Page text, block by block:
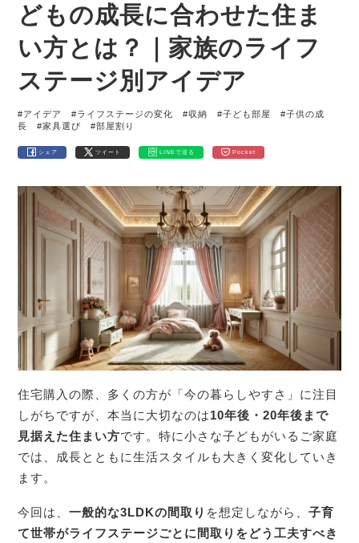
どもの成長に合わせた住ま
い方とは？｜家族のライフ
ステージ別アイデア
#アイデア #ライフステージの変化 #収納 #子ども部屋
#子供の成
長
#家具選び #部屋割り
シェア ツイート LINEで送る Pocket
住宅購入の際、多くの方が「今の暮らしやすさ」に注目
しがちですが、本当に大切なのは10年後・20年後まで
見据えた住まい方です。特に小さな子どもがいるご家庭
では、成長とともに生活スタイルも大きく変化していき
ます。
今回は、一般的な3LDKの間取り を想定しながら、子育
て世帯がライフステージごとに間取りをどう工夫すべき